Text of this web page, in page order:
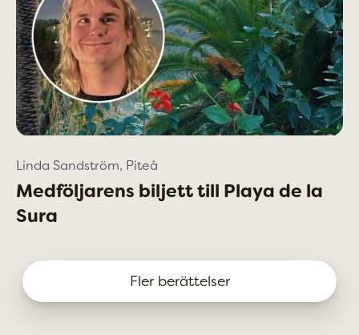
Linda Sandström, Piteå
Medföljarens biljett till Playa de la
Sura
Fler berättelser